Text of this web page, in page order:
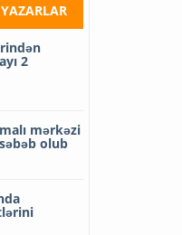
YAZARLAR
2
mərkəzi
olub